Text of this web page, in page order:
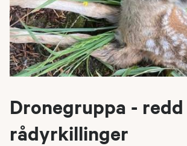
Dronegruppa - redd
rådyrkillinger